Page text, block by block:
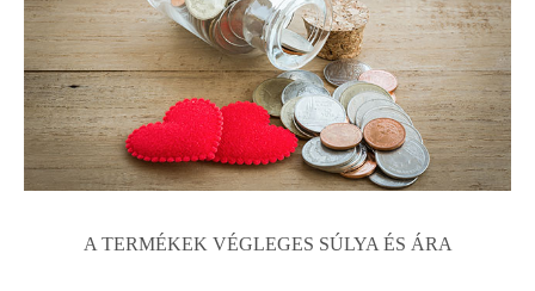
A TERMÉKEK VÉGLEGES SÚLYA ÉS ÁRA